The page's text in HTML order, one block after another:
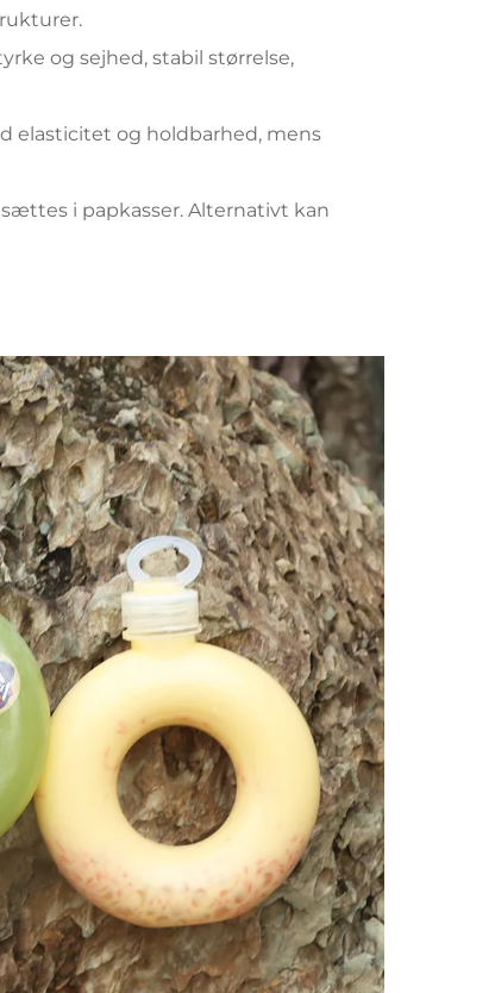
og sejhed, stabil størrelse,
elasticitet og holdbarhed, mens
i papkasser. Alternativt kan